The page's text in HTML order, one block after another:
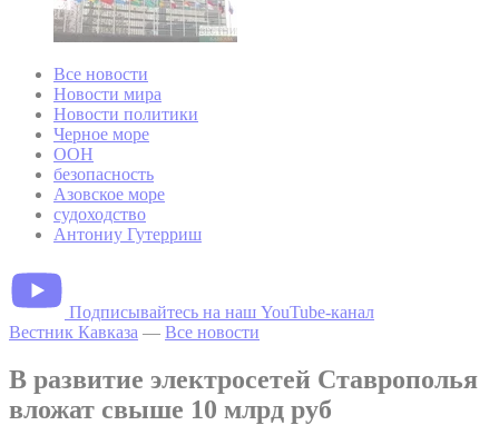
Все новости
Новости мира
Новости политики
Черное море
ООН
безопасность
Азовское море
судоходство
Антониу Гутерриш
Подписывайтесь на наш YouTube-канал
Вестник Кавказа — Все новости
В развитие электросетей Ставрополья
вложат свыше 10 млрд руб